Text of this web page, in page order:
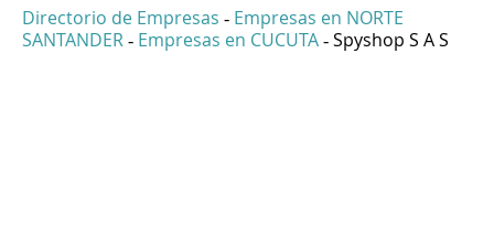
Directorio de Empresas - Empresas en NORTE
SANTANDER - Empresas en CUCUTA - Spyshop S A S